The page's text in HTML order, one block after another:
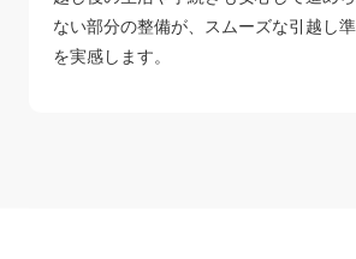
ない部分の整備が、スムーズな引越し
を実感します。